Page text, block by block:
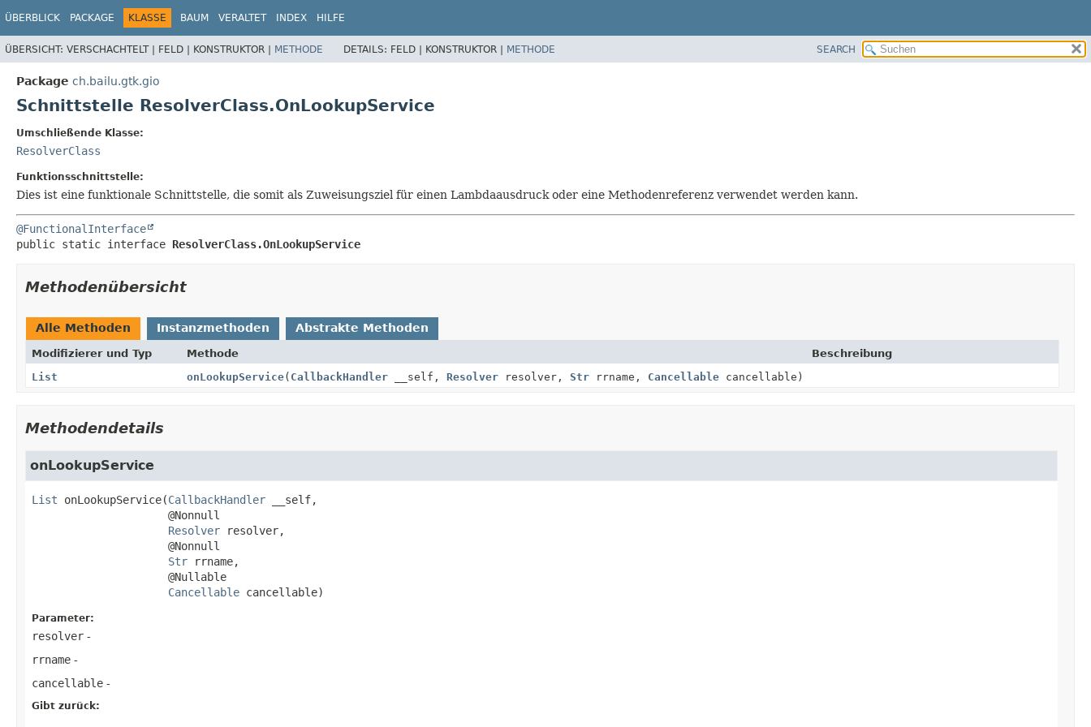
ÜBERBLICK PACKAGE KLASSE BAUM VERALTET INDEX HILFE
ÜBERSICHT: VERSCHACHTELT | FELD | KONSTRUKTOR | METHODE DETAILS: FELD | KONSTRUKTOR | METHODE SEARCH
Package ch.bailu.gtk.gio
Schnittstelle ResolverClass.OnLookupService
Umschließende Klasse:
ResolverClass
Funktionsschnittstelle:
Dies ist eine funktionale Schnittstelle, die somit als Zuweisungsziel für einen Lambdaausdruck oder eine Methodenreferenz verwendet werden kann.
@FunctionalInterface
public static interface ResolverClass.OnLookupService
Methodenübersicht
Alle Methoden Instanzmethoden Abstrakte Methoden
Modifizierer und Typ Methode
Beschreibung
List
onLookupService( CallbackHandler__self, Resolverresolver, Strrrname, Cancellablecancellable)
Methodendetails
onLookupService
List onLookupService(CallbackHandler __self,
@Nonnull
Resolver resolver,
@Nonnull
Str rrname,
@Nullable
Cancellable cancellable)
Parameter:
resolver -
rrname -
cancellable -
Gibt zurück: